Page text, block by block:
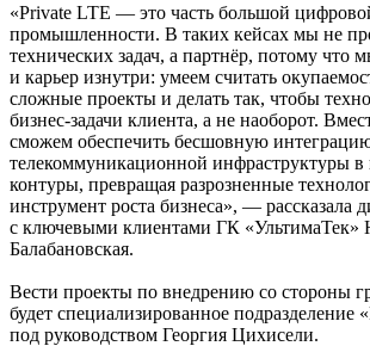
«Private LTE — это часть большой
промышленности. В таких кейсах мы не
технических задач, а партнёр, потому что
и карьер изнутри: умеем считать
сложные проекты и делать так, чтобы
бизнес-задачи клиента, а не наоборот.
сможем обеспечить бесшовную
телекоммуникационной инфраструктуры в
контуры, превращая разрозненные
инструмент роста бизнеса», — рассказала
с ключевыми клиентами ГК «УльтимаТек»
Балабановская.
Вести проекты по внедрению со стороны
будет специализированное подразделение
под руководством Георгия Цихисели.